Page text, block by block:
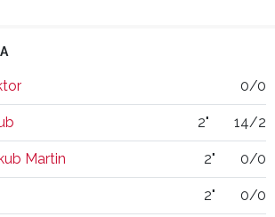
0/0
2" 14/2
Martin 2" 0/0
2" 0/0